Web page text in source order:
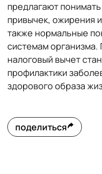
предлагают
привычек, ожирения
также нормальные
системам
налоговый вычет
профилактики
здорового образа
поделиться